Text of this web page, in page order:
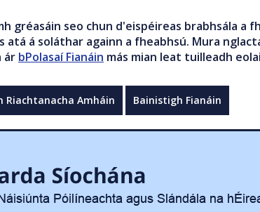
gréasáin seo chun d'eispéireas brabhsála a
atá á soláthar againn a fheabhsú. Mura
ár bPolasaí Fianáin más mian leat tuilleadh
Riachtanacha Amháin Bainistigh Fianáin